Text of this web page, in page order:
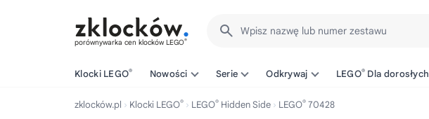
porównywarka cen klocków LEGO®
Wpisz nazwę lub numer zestawu
Klocki LEGO® Nowości Serie Odkrywaj LEGO® Dla dorosłych
zklocków.pl Klocki LEGO® LEGO® Hidden Side LEGO® 70428